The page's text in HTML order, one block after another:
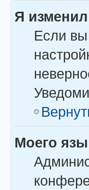
Я
Если вы
Моего